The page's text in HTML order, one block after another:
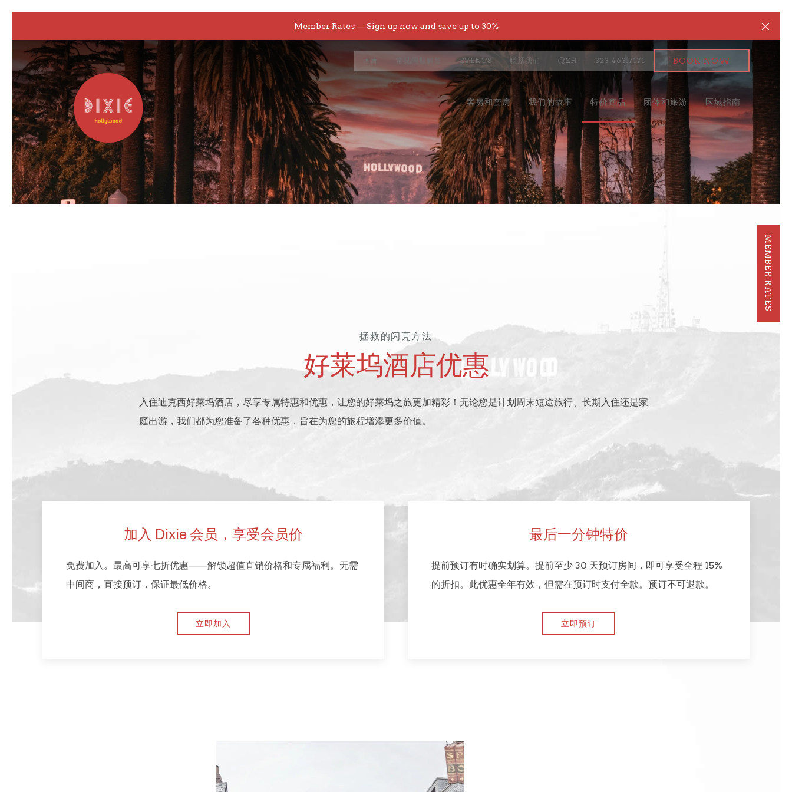
Member Rates — Sign up now and save up to 30%
EVENTS 联系我们 ZH 323.463.7171 BOOK NOW
客房和套房 我们的故事 特价商品 团体和旅游 区域指南
MEMBER RATES
Previous slide
拯救的闪亮方法
好莱坞酒店优惠
入住迪克西好莱坞酒店，尽享专属特惠和优惠，让您的好莱坞之旅更加精彩！无论您是计划周末短途旅行、长期入住还是家
庭出游，我们都为您准备了各种优惠，旨在为您的旅程增添更多价值。
加入 Dixie 会员，享受会员价
免费加入。最高可享七折优惠——解锁超值直销价格和专属福利。无需
中间商，直接预订，保证最低价格。
立即加入
最后一分钟特价
提前预订有时确实划算。提前至少 30 天预订房间，即可享受全程 15%
的折扣。此优惠全年有效，但需在预订时支付全款。预订不可退款。
立即预订